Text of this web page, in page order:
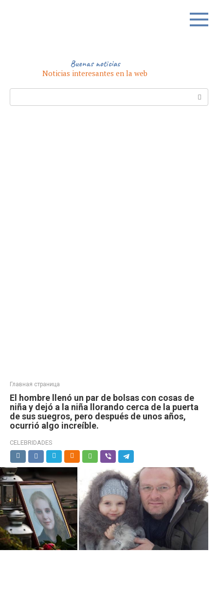
Buenas noticias
Noticias interesantes en la web
Главная страница
El hombre llenó un par de bolsas con cosas de
niña y dejó a la niña llorando cerca de la puerta
de sus suegros, pero después de unos años,
ocurrió algo increíble.
CELEBRIDADES